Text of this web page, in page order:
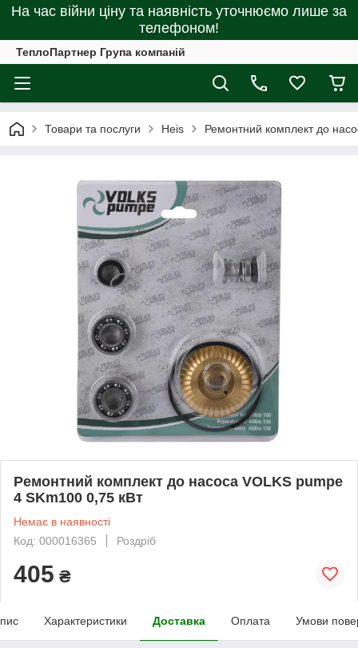
На час війни ціну та наявність уточнюємо лише за
телефоном!
ТеплоПартнер Група компаній
Товари та послуги Heis Ремонтний комплект до
Ремонтний комплект до насоса VOLKS pumpe
4 SKm100 0,75 кВт
Немає в наявності
Код: 000016365
Роздріб
405 ₴
Характеристики Доставка Оплата Умови